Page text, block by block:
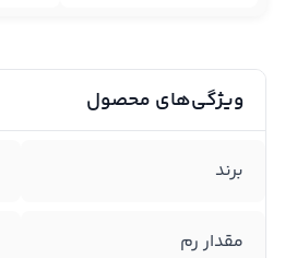
ویژگی‌های محصول
برند
مقدار رم